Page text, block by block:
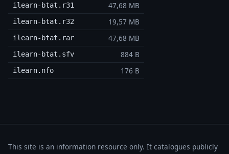
ilearn-btat.r31 47,68 MB
ilearn-btat.r32 19,57 MB
ilearn-btat.rar 47,68 MB
ilearn-btat.sfv 884 B
ilearn.nfo 176 B
This site is an information resource only. It catalogues publicly